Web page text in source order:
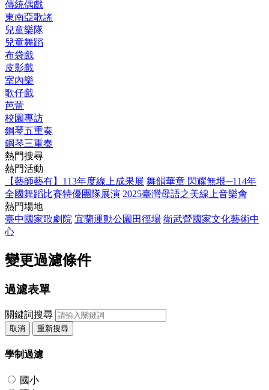
傳統偶戲
東南亞歌謠
兒童樂隊
兒童舞蹈
布袋戲
皮影戲
室內樂
歌仔戲
芭蕾
校園專訪
鋼琴五重奏
鋼琴三重奏
熱門搜尋
熱門活動
【藝師藝有】113年度線上成果展 舞韻華章 閃耀無垠─114年
全國舞蹈比賽特優團隊展演 2025臺灣母語之美線上音樂會
熱門場地
臺中國家歌劇院 宜蘭運動公園田徑場 衛武營國家文化藝術中
心
變更過濾條件
過濾表單
關鍵詞搜尋
取消 重新搜尋
學制過濾
國小